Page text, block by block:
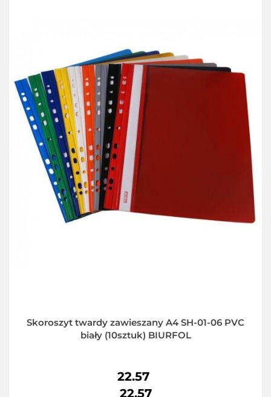
Skoroszyt twardy zawieszany A4 SH-01-06 PVC
biały (10sztuk) BIURFOL
22.57
22.57